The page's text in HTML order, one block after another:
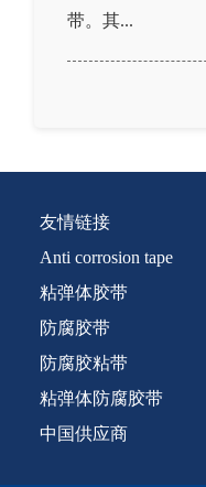
带。其...
友情链接
Anti corrosion tape
粘弹体胶带
防腐胶带
防腐胶粘带
粘弹体防腐胶带
中国供应商